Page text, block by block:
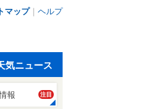
マップ｜ ヘルプ
気ニュース
報 注目